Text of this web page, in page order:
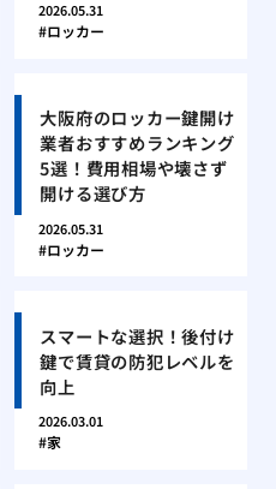
2026.05.31
ロッカー
大阪府のロッカー鍵開け
業者おすすめランキング
5選！費用相場や壊さず
開ける選び方
2026.05.31
ロッカー
スマートな選択！後付け
鍵で賃貸の防犯レベルを
向上
2026.03.01
家